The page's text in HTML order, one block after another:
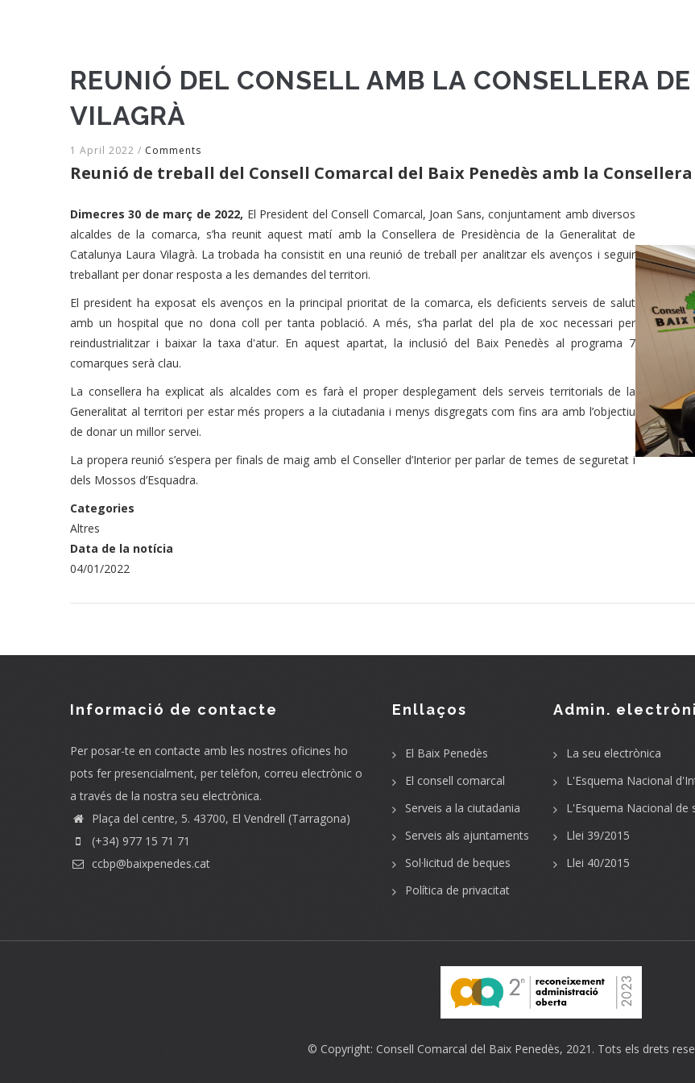
REUNIÓ DEL CONSELL AMB LA CONSELLERA
VILAGRÀ
1 April 2022 / Comments
Reunió de treball del Consell Comarcal del Baix Penedès amb la
Dimecres 30 de març de 2022, El President del Consell Comarcal, Joan Sans, conjuntament amb diversos
alcaldes de la comarca, s’ha reunit aquest matí amb la Consellera de Presidència de la Generalitat de
Catalunya Laura Vilagrà. La trobada ha consistit en una reunió de treball per analitzar els avenços i seguir
treballant per donar resposta a les demandes del territori.
El president ha exposat els avenços en la principal prioritat de la comarca, els deficients serveis de salut
amb un hospital que no dona coll per tanta població. A més, s’ha parlat del pla de xoc necessari per
reindustrialitzar i baixar la taxa d'atur. En aquest apartat, la inclusió del Baix Penedès al programa 7
comarques serà clau.
La consellera ha explicat als alcaldes com es farà el proper desplegament dels serveis territorials de la
Generalitat al territori per estar més propers a la ciutadania i menys disgregats com fins ara amb l’objectiu
de donar un millor servei.
La propera reunió s’espera per finals de maig amb el Conseller d’Interior per parlar de temes de seguretat i
dels Mossos d’Esquadra.
Categories
Altres
Data de la notícia
04/01/2022
Informació de contacte
Per posar-te en contacte amb les nostres oficines ho
pots fer presencialment, per telèfon, correu electrònic o
a través de la nostra seu electrònica.
Plaça del centre, 5. 43700, El Vendrell (Tarragona)
(+34) 977 15 71 71
ccbp@baixpenedes.cat
Enllaços
El Baix Penedès
El consell comarcal
Serveis a la ciutadania
Serveis als ajuntaments
Sol·licitud de beques
Política de privacitat
Admin.
La seu electrònica
L'Esquema Nacional
L'Esquema Nacional de
Llei 39/2015
Llei 40/2015
© Copyright: Consell Comarcal del Baix Penedès, 2021. Tots els drets